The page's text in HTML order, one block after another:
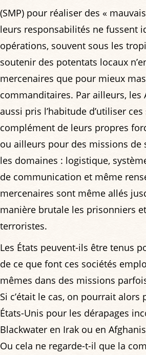
(SMP) pour réaliser des «
leurs responsabilités ne fussent
opérations, souvent sous les
soutenir des potentats locaux
mercenaires que pour mieux
commanditaires. Par ailleurs, les
aussi pris l’habitude d’utiliser
complément de leurs propres
ou ailleurs pour des missions de
les domaines : logistique,
de communication et même
mercenaires sont même allés
manière brutale les prisonniers
terroristes.
Les États peuvent-ils être tenus
de ce que font ces sociétés
mêmes dans des missions
Si c’était le cas, on pourrait alors
États-Unis pour les dérapages
Blackwater en Irak ou en
Ou cela ne regarde-t-il que la